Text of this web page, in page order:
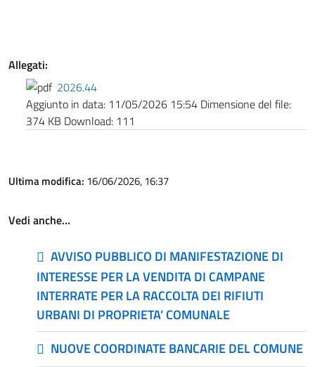
Allegati:
2026.44
Aggiunto in data: 11/05/2026 15:54 Dimensione del file:
374 KB Download: 111
Ultima modifica: 16/06/2026, 16:37
Vedi anche…
AVVISO PUBBLICO DI MANIFESTAZIONE DI
INTERESSE PER LA VENDITA DI CAMPANE
INTERRATE PER LA RACCOLTA DEI RIFIUTI
URBANI DI PROPRIETA’ COMUNALE
NUOVE COORDINATE BANCARIE DEL COMUNE